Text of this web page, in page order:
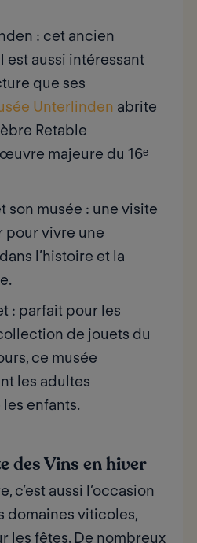
: cet ancien
est aussi intéressant
que ses
Unterlinden abrite
Retable
majeure du 16ᵉ
son musée : une visite
pour vivre une
l’histoire et la
: parfait pour les
de jouets du
ce musée
les adultes
enfants.
des Vins en hiver
c’est aussi l’occasion
domaines viticoles,
les fêtes. De nombreux